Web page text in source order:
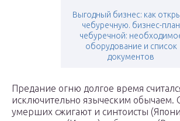
Выгодный бизнес: как
чебуречную. бизнес-план
чебуречной:
оборудование и список
документов
Предание огню долгое время
исключительно языческим обычаем.
умерших сжигают и синтоисты